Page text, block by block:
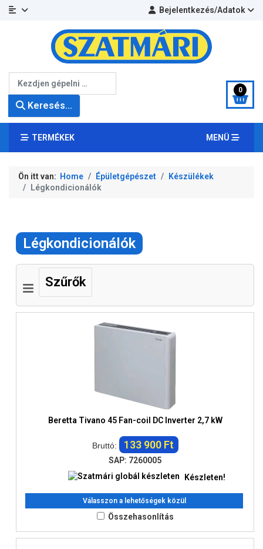
Bejelentkezés/Adatok
Keresés...
0
TERMÉKEK MENÜ
Ön itt van: Home Épületgépészet
Készülékek
Légkondicionálók
Légkondicionálók
Szűrők
Beretta Tivano 45 Fan-coil DC Inverter 2,7 kW
Bruttó: 133 900 Ft
SAP: 7260005
Készleten!
Válasszon a lehetőségek közül
Összehasonlítás